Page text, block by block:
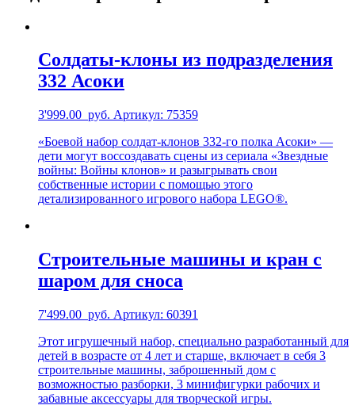
Солдаты-клоны из подразделения
332 Асоки
3'999.00 руб. Артикул: 75359
«Боевой набор солдат-клонов 332-го полка Асоки» —
дети могут воссоздавать сцены из сериала «Звездные
войны: Войны клонов» и разыгрывать свои
собственные истории с помощью этого
детализированного игрового набора LEGO®.
Строительные машины и кран с
шаром для сноса
7'499.00 руб. Артикул: 60391
Этот игрушечный набор, специально разработанный для
детей в возрасте от 4 лет и старше, включает в себя 3
строительные машины, заброшенный дом с
возможностью разборки, 3 минифигурки рабочих и
забавные аксессуары для творческой игры.